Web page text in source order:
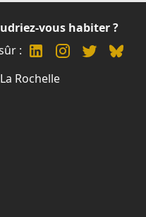
vous habiter ?
:
Rochelle